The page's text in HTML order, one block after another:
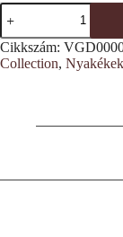
Stilizált
virág-
mintás
nyakék
mennyiség
Cikkszám:
Collection, Nyakékek